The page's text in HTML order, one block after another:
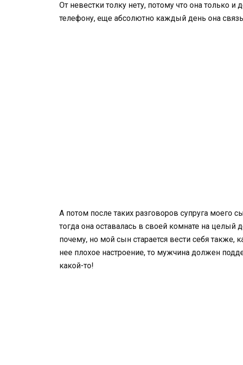
От невестки толку нету, потому что она только и
телефону, еще абсолютно каждый день она
А потом после таких разговоров супруга моего
тогда она оставалась в своей комнате на
почему, но мой сын старается вести себя также,
нее плохое настроение, то мужчина должен
какой-то!